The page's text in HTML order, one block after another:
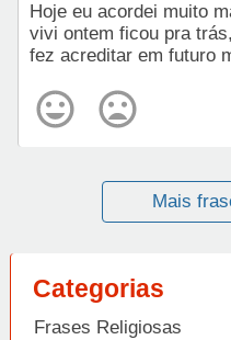
Hoje eu acordei muito
vivi ontem ficou pra
fez acreditar em futuro
Mais
Categorias
Frases Religiosas